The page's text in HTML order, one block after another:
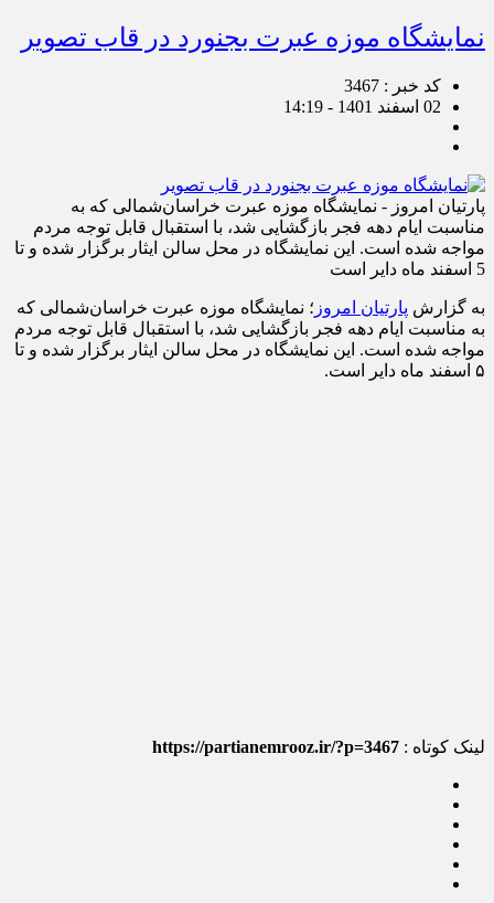
نمایشگاه موزه عبرت بجنورد در قاب تصویر
کد خبر : 3467
02 اسفند 1401 - 14:19
پارتیان امروز - نمایشگاه موزه عبرت خراسان‌شمالی که به
مناسبت ایام دهه فجر بازگشایی شد، با استقبال قابل توجه مردم
مواجه شده است. این نمایشگاه در محل سالن ایثار برگزار شده و تا
5 اسفند ماه دایر است
به گزارش پارتیان امروز ؛ نمایشگاه موزه عبرت خراسان‌شمالی که
به مناسبت ایام دهه فجر بازگشایی شد، با استقبال قابل توجه مردم
مواجه شده است. این نمایشگاه در محل سالن ایثار برگزار شده و تا
۵ اسفند ماه دایر است.
لینک کوتاه : https://partianemrooz.ir/?p=3467